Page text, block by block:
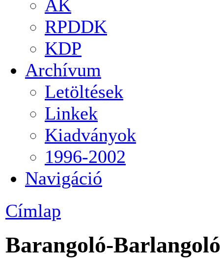
AK
RPDDK
KDP
Archívum
Letöltések
Linkek
Kiadványok
1996-2002
Navigáció
Címlap
Barangoló-